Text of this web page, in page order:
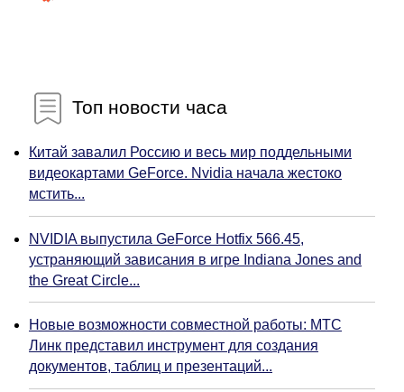
Топ новости часа
Китай завалил Россию и весь мир поддельными
видеокартами GeForce. Nvidia начала жестоко
мстить...
NVIDIA выпустила GeForce Hotfix 566.45,
устраняющий зависания в игре Indiana Jones and
the Great Circle...
Новые возможности совместной работы: МТС
Линк представил инструмент для создания
документов, таблиц и презентаций...